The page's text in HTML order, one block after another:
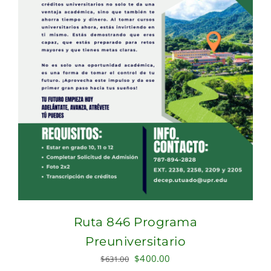
Ruta 846 Programa
Preuniversitario
$631.00 Original
$400.00